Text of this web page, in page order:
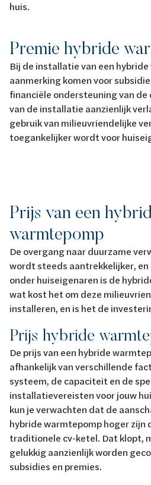
huis.
Premie hybride
Bij de installatie van een
aanmerking komen voor
financiële ondersteuning van de
van de installatie aanzienlijk
gebruik van milieuvriendelijke
toegankelijker wordt voor
Prijs van een
warmtepomp
De overgang naar duurzame
wordt steeds aantrekkelijker, en
onder huiseigenaren is de
wat kost het om deze
installeren, en is het de
Prijs hybride
De prijs van een hybride
afhankelijk van verschillende
systeem, de capaciteit en de
installatievereisten voor jouw
kun je verwachten dat de
hybride warmtepomp hoger zijn
traditionele cv-ketel. Dat klopt,
gelukkig aanzienlijk worden
subsidies en premies.